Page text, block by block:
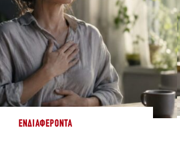
ΕΝΔΙΑΦΈΡΟΝΤΑ